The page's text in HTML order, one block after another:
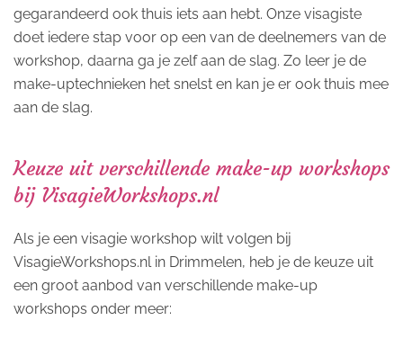
gegarandeerd ook thuis iets aan hebt. Onze visagiste
doet iedere stap voor op een van de deelnemers van de
workshop, daarna ga je zelf aan de slag. Zo leer je de
make-uptechnieken het snelst en kan je er ook thuis mee
aan de slag.
Keuze uit verschillende make-up workshops
bij VisagieWorkshops.nl
Als je een visagie workshop wilt volgen bij
VisagieWorkshops.nl in Drimmelen, heb je de keuze uit
een groot aanbod van verschillende make-up
workshops onder meer: